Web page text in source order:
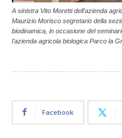
A sinistra Vito Moretti dell'azienda
Maurizio Morisco segretario della
biodinamica, in occasione del
l'azienda agricola biologica Parco la
Facebook